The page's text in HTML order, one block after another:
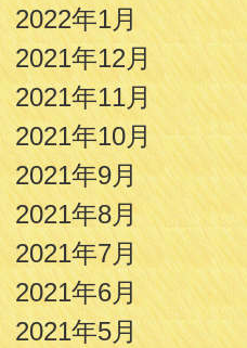
2022年1月
2021年12月
2021年11月
2021年10月
2021年9月
2021年8月
2021年7月
2021年6月
2021年5月